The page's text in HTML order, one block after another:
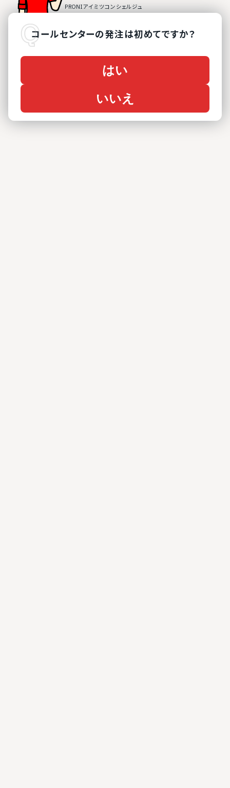
コールセンターの発注は初めてですか？
はい
いいえ